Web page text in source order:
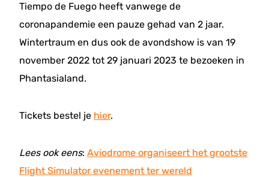
Tiempo de Fuego heeft vanwege de
coronapandemie een pauze gehad van 2 jaar.
Wintertraum en dus ook de avondshow is van 19
november 2022 tot 29 januari 2023 te bezoeken in
Phantasialand.
Tickets bestel je hier.
Lees ook eens: Aviodrome organiseert het grootste
Flight Simulator evenement ter wereld